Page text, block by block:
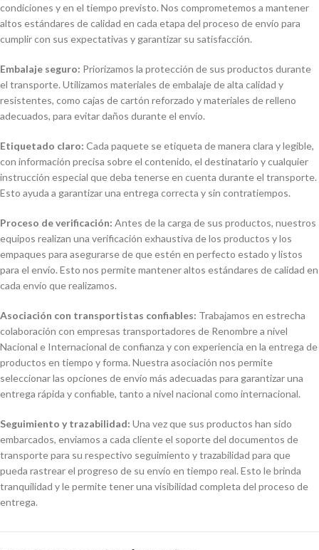
condiciones y en el tiempo previsto. Nos comprometemos a mantener
altos estándares de calidad en cada etapa del proceso de envío para
cumplir con sus expectativas y garantizar su satisfacción.
Embalaje seguro: Priorizamos la protección de sus productos durante
el transporte. Utilizamos materiales de embalaje de alta calidad y
resistentes, como cajas de cartón reforzado y materiales de relleno
adecuados, para evitar daños durante el envío.
Etiquetado claro: Cada paquete se etiqueta de manera clara y legible,
con información precisa sobre el contenido, el destinatario y cualquier
instrucción especial que deba tenerse en cuenta durante el transporte.
Esto ayuda a garantizar una entrega correcta y sin contratiempos.
Proceso de verificación: Antes de la carga de sus productos, nuestros
equipos realizan una verificación exhaustiva de los productos y los
empaques para asegurarse de que estén en perfecto estado y listos
para el envío. Esto nos permite mantener altos estándares de calidad en
cada envío que realizamos.
Asociación con transportistas confiables: Trabajamos en estrecha
colaboración con empresas transportadores de Renombre a nivel
Nacional e Internacional de confianza y con experiencia en la entrega de
productos en tiempo y forma. Nuestra asociación nos permite
seleccionar las opciones de envío más adecuadas para garantizar una
entrega rápida y confiable, tanto a nivel nacional como internacional.
Seguimiento y trazabilidad: Una vez que sus productos han sido
embarcados, enviamos a cada cliente el soporte del documentos de
transporte para su respectivo seguimiento y trazabilidad para que
pueda rastrear el progreso de su envío en tiempo real. Esto le brinda
tranquilidad y le permite tener una visibilidad completa del proceso de
entrega.